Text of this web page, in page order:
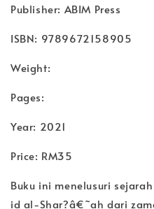
Publisher: ABIM Press
ISBN: 9789672158905
Weight:
Pages:
Year: 2021
Price: RM35
Buku ini menelusuri
id al-Shar?â€˜ah dari